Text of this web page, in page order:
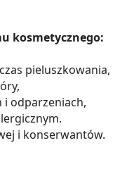
kosmetycznego:
pieluszkowania,
i odparzeniach,
i konserwantów.